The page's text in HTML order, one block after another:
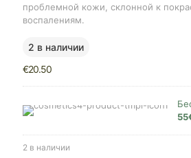
проблемной кожи, склонной к
воспалениям.
2 в наличии
€20.50
2 в наличии